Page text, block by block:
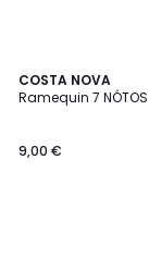
COSTA NOVA
Ramequin 7 NÓTOS
9,00 €
2
Couleurs